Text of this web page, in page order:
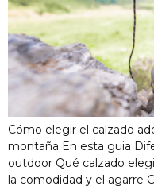
Cómo elegir el calzado
montaña En esta guia
outdoor Qué calzado
la comodidad y el agarre